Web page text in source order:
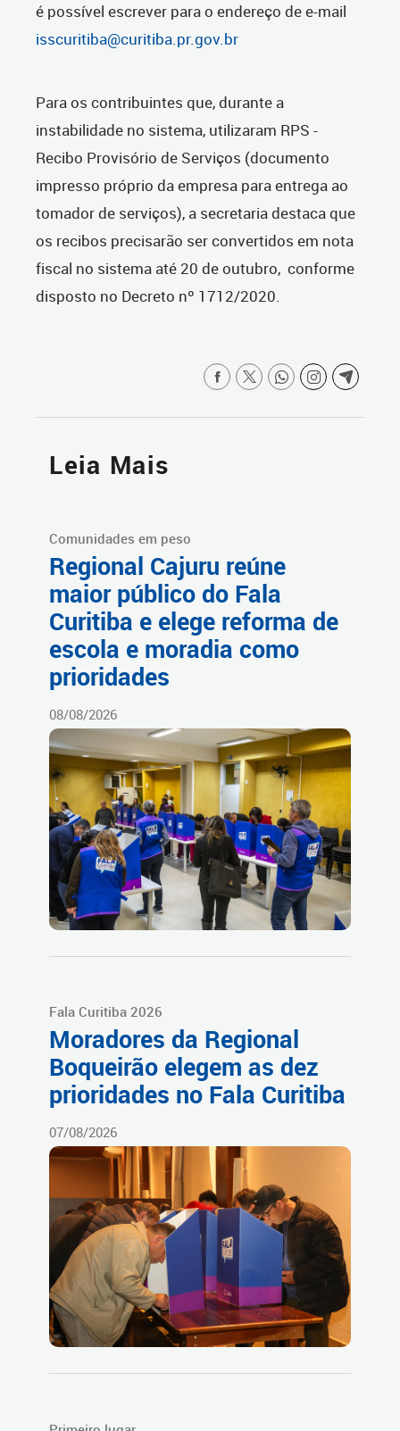
é possível escrever para o endereço de e-mail
isscuritiba@curitiba.pr.gov.br
Para os contribuintes que, durante a
instabilidade no sistema, utilizaram RPS -
Recibo Provisório de Serviços (documento
impresso próprio da empresa para entrega ao
tomador de serviços), a secretaria destaca que
os recibos precisarão ser convertidos em nota
fiscal no sistema até 20 de outubro, conforme
disposto no Decreto nº 1712/2020.
Leia Mais
Comunidades em peso
Regional Cajuru reúne
maior público do Fala
Curitiba e elege reforma de
escola e moradia como
prioridades
08/08/2026
Fala Curitiba 2026
Moradores da Regional
Boqueirão elegem as dez
prioridades no Fala Curitiba
07/08/2026